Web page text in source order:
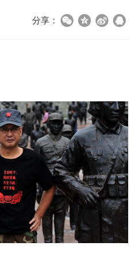
分享：